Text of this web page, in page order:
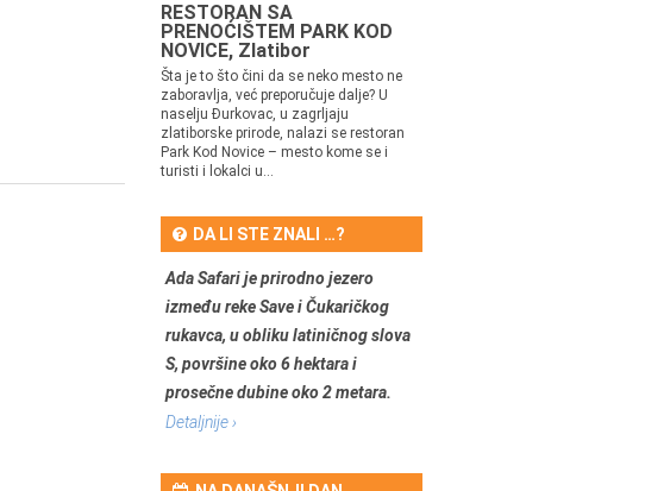
RESTORAN SA
PRENOĆIŠTEM PARK KOD
NOVICE, Zlatibor
Šta je to što čini da se neko mesto ne
zaboravlja, već preporučuje dalje? U
naselju Đurkovac, u zagrljaju
zlatiborske prirode, nalazi se restoran
Park Kod Novice – mesto kome se i
turisti i lokalci u...
DA LI STE ZNALI …?
Ada Safari je prirodno jezero
između reke Save i Čukaričkog
rukavca, u obliku latiničnog slova
S, površine oko 6 hektara i
prosečne dubine oko 2 metara.
Detaljnije ›